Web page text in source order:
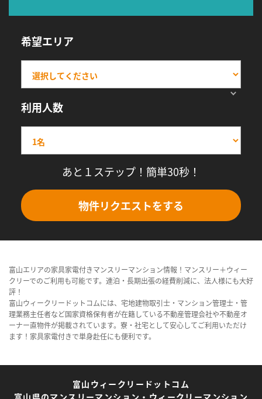
希望エリア
利用人数
あと１ステップ！簡単30秒！
物件リクエストをする
富山エリアの家具家電付きマンスリーマンション情報！マンスリー＋ウィー
クリーでのご利用も可能です。連泊・長期出張の経費削減に、法人様にも大好
評！
富山ウィークリードットコムには、宅地建物取引士・マンション管理士・管
理業務主任者など国家資格保有者が在籍している不動産管理会社や不動産オ
ーナー直物件が掲載されています。寮・社宅として安心してご利用いただけ
ます！家具家電付きで単身赴任にも便利です。
富山ウィークリードットコム
富山県のマンスリーマンション・ウィークリーマンション